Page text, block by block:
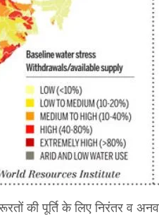
की पूर्ति के लिए निरंतर व